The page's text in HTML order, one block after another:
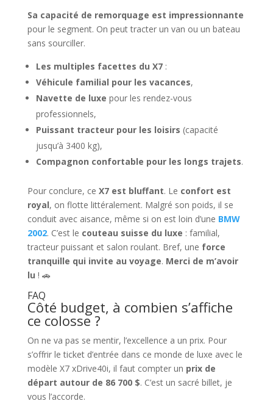
Sa capacité de remorquage est impressionnante
pour le segment. On peut tracter un van ou un bateau
sans sourciller.
Les multiples facettes du X7:
Véhicule familial pour les vacances,
Navette de luxe pour les rendez-vous
professionnels,
Puissant tracteur pour les loisirs (capacité
jusqu’à 3400 kg),
Compagnon confortable pour les longs trajets.
Pour conclure, ce X7 est bluffant. Le confort est
royal, on flotte littéralement. Malgré son poids, il se
conduit avec aisance, même si on est loin d’une BMW
2002. C’est le couteau suisse du luxe : familial,
tracteur puissant et salon roulant. Bref, une force
tranquille qui invite au voyage. Merci de m’avoir
lu ! 🚗
FAQ
Côté budget, à combien s’affiche
ce colosse ?
On ne va pas se mentir, l’excellence a un prix. Pour
s’offrir le ticket d’entrée dans ce monde de luxe avec le
modèle X7 xDrive40i, il faut compter un prix de
départ autour de 86 700 $. C’est un sacré billet, je
vous l’accorde.